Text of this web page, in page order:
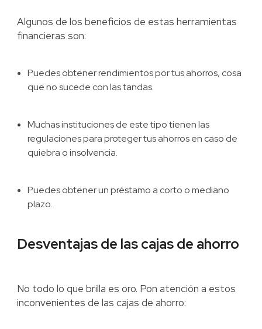
Algunos de los beneficios de estas herramientas
financieras son:
Puedes obtener rendimientos por tus ahorros, cosa
que no sucede con las tandas.
Muchas instituciones de este tipo tienen las
regulaciones para proteger tus ahorros en caso de
quiebra o insolvencia.
Puedes obtener un préstamo a corto o mediano
plazo.
Desventajas de las cajas de ahorro
No todo lo que brilla es oro. Pon atención a estos
inconvenientes de las cajas de ahorro: